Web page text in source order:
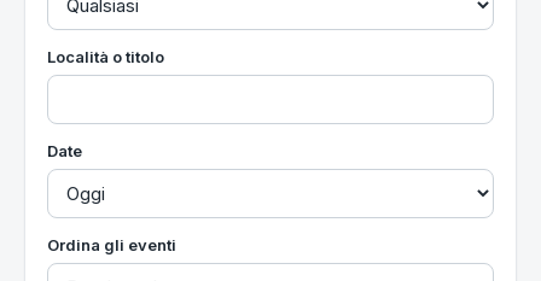
Località o titolo
Date
Ordina gli eventi